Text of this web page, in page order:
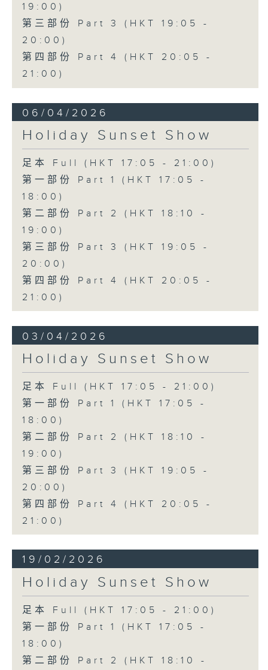
19:00)
第三部份 Part 3 (HKT 19:05 -
20:00)
第四部份 Part 4 (HKT 20:05 -
21:00)
06/04/2026
Holiday Sunset Show
足本 Full (HKT 17:05 - 21:00)
第一部份 Part 1 (HKT 17:05 -
18:00)
第二部份 Part 2 (HKT 18:10 -
19:00)
第三部份 Part 3 (HKT 19:05 -
20:00)
第四部份 Part 4 (HKT 20:05 -
21:00)
03/04/2026
Holiday Sunset Show
足本 Full (HKT 17:05 - 21:00)
第一部份 Part 1 (HKT 17:05 -
18:00)
第二部份 Part 2 (HKT 18:10 -
19:00)
第三部份 Part 3 (HKT 19:05 -
20:00)
第四部份 Part 4 (HKT 20:05 -
21:00)
19/02/2026
Holiday Sunset Show
足本 Full (HKT 17:05 - 21:00)
第一部份 Part 1 (HKT 17:05 -
18:00)
第二部份 Part 2 (HKT 18:10 -